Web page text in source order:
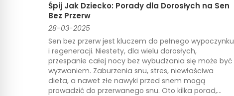
Śpij Jak Dziecko: Porady dla Dorosłych na Sen
Bez Przerw
28-03-2025
Sen bez przerw jest kluczem do pełnego wypoczynku
i regeneracji. Niestety, dla wielu dorosłych,
przespanie całej nocy bez wybudzania się może być
wyzwaniem. Zaburzenia snu, stres, niewłaściwa
dieta, a nawet złe nawyki przed snem mogą
prowadzić do przerwanego snu. Oto kilka porad,...